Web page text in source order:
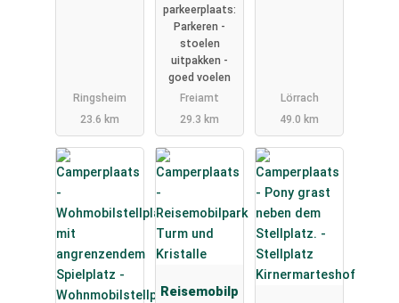
Ringsheim
23.6 km
parkeerplaats:
Parkeren -
stoelen
uitpakken -
goed voelen
Freiamt
29.3 km
Lörrach
49.0 km
Reisemobilp